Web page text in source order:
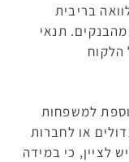
בריבית
תנאי
הלקוח
למשפחות
או לחברות
לציין, כי במידה